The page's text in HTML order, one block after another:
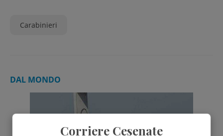
Carabinieri
DAL MONDO
Corriere Cesenate